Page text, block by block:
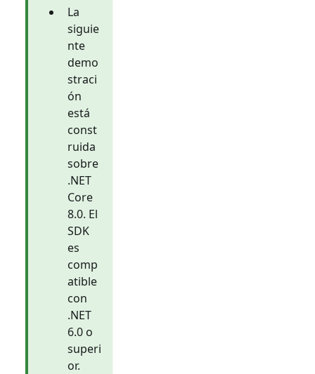
La
siguie
nte
demo
straci
ón
está
const
ruida
sobre
.NET
Core
8.0. El
SDK
es
comp
atible
con
.NET
6.0 o
superi
or.